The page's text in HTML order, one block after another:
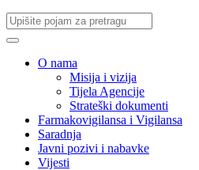
O nama
Misija i vizija
Tijela Agencije
Strateški dokumenti
Farmakovigilansa i Vigilansa
Saradnja
Javni pozivi i nabavke
Vijesti